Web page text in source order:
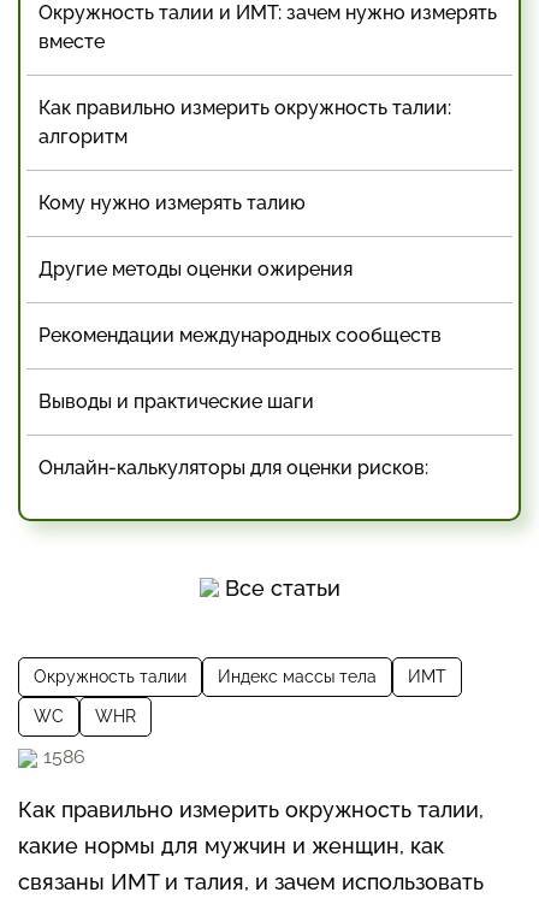
Окружность талии и ИМТ: зачем нужно измерять
вместе
Как правильно измерить окружность талии:
алгоритм
Кому нужно измерять талию
Другие методы оценки ожирения
Рекомендации международных сообществ
Выводы и практические шаги
Онлайн-калькуляторы для оценки рисков:
Все статьи
Окружность талии Индекс массы тела ИМТ
WC WHR
1586
Как правильно измерить окружность талии,
какие нормы для мужчин и женщин, как
связаны ИМТ и талия, и зачем использовать